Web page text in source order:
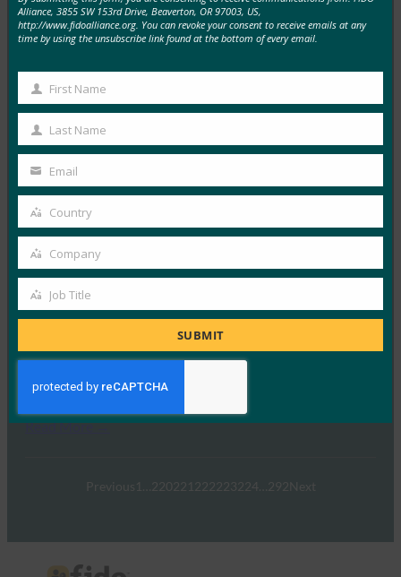
調査によると、オンラインショッ…
Read More →
生体認証の更新:3社に2社がオンライン小売でMFA
よりも生体認証を好んでいることがFIDOアライア
ンスの調査で明らかに
FIDO in the News
英国のFIDOアライアンスが実…
Read More →
TechRound: Consumers Becoming Increasing
Frustrated with Online Retail (オンライン小売に対
する消費者の不満が高まる)
12月 10, 2020
オンライン小売は未来ですが、こ…
Read More →
Previous 1 220221 222223224 292Next
Alliance, 3855 SW 153rd Drive, Beaverton, OR 97003, US,
http://www.fidoalliance.org. You can revoke your consent to receive emails at any
time by using the unsubscribe link found at the bottom of every email.
First
Name
First Name
Last
Name
Last Name
email
Email
Country
Country
Company
Company
Job
Job Title
SUBMIT